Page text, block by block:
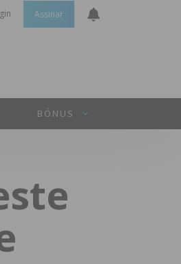
SESSÃO
sua senha?
Assinar
BÓNUS